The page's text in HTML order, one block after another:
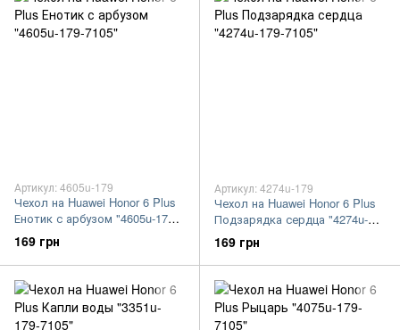
Артикул: 4605u-179
Чехол на Huawei Honor 6 Plus
Енотик с арбузом "4605u-179-
7105"
169 грн
Артикул: 4274u-179
Чехол на Huawei Honor 6 Plus
Подзарядка сердца "4274u-
179-7105"
169 грн